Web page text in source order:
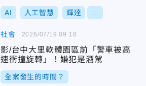
AI 人工智慧 輝達
社會
影/台中大里軟體園區前「警車被高
速衝撞旋轉」！嫌犯是酒駕
全案發生的時間？
2026/07/19 09:18